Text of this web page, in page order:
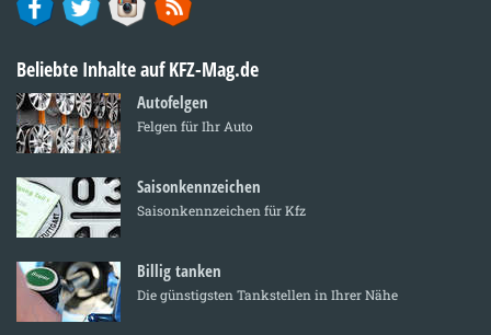
Beliebte Inhalte auf KFZ-Mag.de
Autofelgen
Felgen für Ihr Auto
Saisonkennzeichen
Saisonkennzeichen für Kfz
Billig tanken
Die günstigsten Tankstellen in Ihrer Nähe